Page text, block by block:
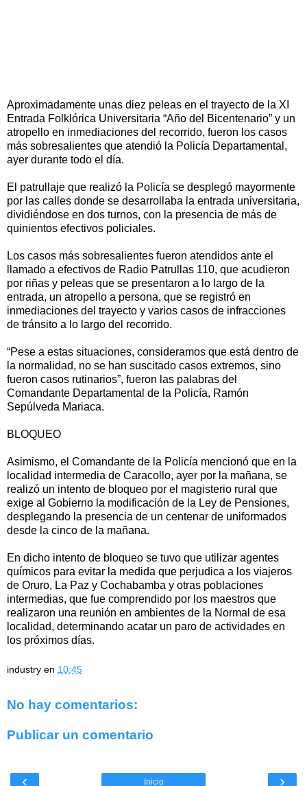
Aproximadamente unas diez peleas en el trayecto de la XI
Entrada Folklórica Universitaria “Año del Bicentenario” y un
atropello en inmediaciones del recorrido, fueron los casos
más sobresalientes que atendió la Policía Departamental,
ayer durante todo el día.
El patrullaje que realizó la Policía se desplegó mayormente
por las calles donde se desarrollaba la entrada universitaria,
dividiéndose en dos turnos, con la presencia de más de
quinientos efectivos policiales.
Los casos más sobresalientes fueron atendidos ante el
llamado a efectivos de Radio Patrullas 110, que acudieron
por riñas y peleas que se presentaron a lo largo de la
entrada, un atropello a persona, que se registró en
inmediaciones del trayecto y varios casos de infracciones
de tránsito a lo largo del recorrido.
“Pese a estas situaciones, consideramos que está dentro de
la normalidad, no se han suscitado casos extremos, sino
fueron casos rutinarios”, fueron las palabras del
Comandante Departamental de la Policía, Ramón
Sepúlveda Mariaca.
BLOQUEO
Asimismo, el Comandante de la Policía mencionó que en la
localidad intermedia de Caracollo, ayer por la mañana, se
realizó un intento de bloqueo por el magisterio rural que
exige al Gobierno la modificación de la Ley de Pensiones,
desplegando la presencia de un centenar de uniformados
desde la cinco de la mañana.
En dicho intento de bloqueo se tuvo que utilizar agentes
químicos para evitar la medida que perjudica a los viajeros
de Oruro, La Paz y Cochabamba y otras poblaciones
intermedias, que fue comprendido por los maestros que
realizaron una reunión en ambientes de la Normal de esa
localidad, determinando acatar un paro de actividades en
los próximos días.
industry en 10:45
No hay comentarios:
Publicar un comentario
‹ ›
Inicio